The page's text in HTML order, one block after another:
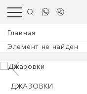
Главная
Элемент не найден
ДЖАЗОВКИ